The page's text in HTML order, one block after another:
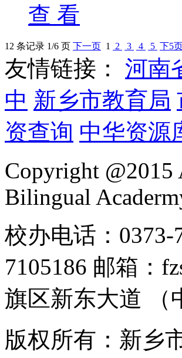
查 看
12 条记录 1/6 页 下一页 1 2 3 4 5 下5
友情链接： 河南
中 新乡市教育局
资查询 中华资源
Copyright @2015
Bilingual
校办电话：0373-
7105186 邮箱：
旗区新东大道 （
版权所有：新乡